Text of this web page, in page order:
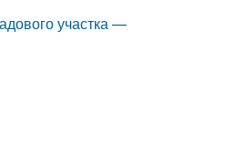
участка —